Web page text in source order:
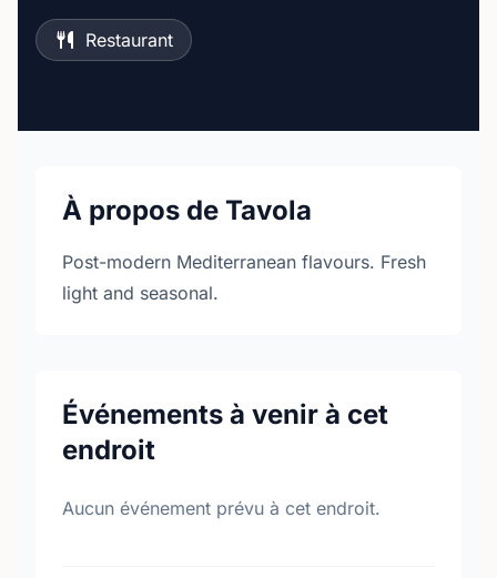
Restaurant
À propos de Tavola
Post-modern Mediterranean flavours. Fresh
light and seasonal.
Événements à venir à cet
endroit
Aucun événement prévu à cet endroit.